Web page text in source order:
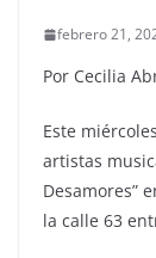
febrero 21,
Por Cecilia
Este
artistas
Desamores”
la calle 63